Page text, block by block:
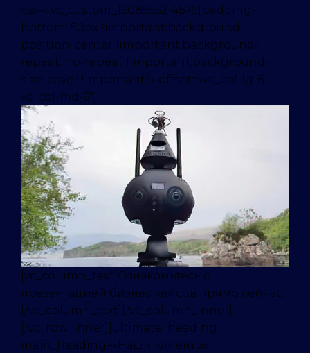
css=».vc_custom_1608555214579{padding-
bottom: 50px !important;background-
position: center !important;background-
repeat: no-repeat !important;background-
size: cover !important;}» offset=»vc_col-lg-6
vc_col-md-6″]
[vc_column_text]Ознакомьтесь с
презентацией бизнес кейсов прямо сейчас.
[/vc_column_text][/vc_column_inner]
[/vc_row_inner][ultimate_heading
main_heading=»Наши клиенты»